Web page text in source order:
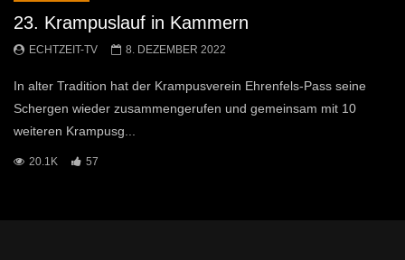
23. Krampuslauf in Kammern
ECHTZEIT-TV 8. DEZEMBER 2022
In alter Tradition hat der Krampusverein Ehrenfels-Pass seine
Schergen wieder zusammengerufen und gemeinsam mit 10
weiteren Krampusg...
20.1K 57